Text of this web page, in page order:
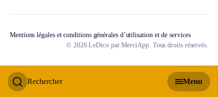
Rechercher Menu
Mentions légales et conditions générales d’utilisation et de services
© 2026 LeDico par MerciApp. Tous droits réservés.